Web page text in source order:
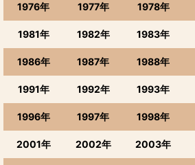
1976年 1977年 1978年
1981年 1982年 1983年
1986年 1987年 1988年
1991年 1992年 1993年
1996年 1997年 1998年
2001年 2002年 2003年